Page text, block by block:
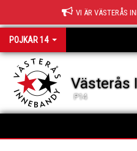
VI ÄR VÄSTERÅS
POJKAR 14
Västerås
P14